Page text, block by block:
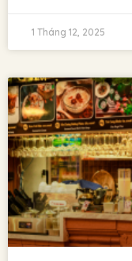
1 Tháng 12, 2025